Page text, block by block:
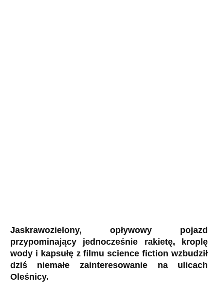
Jaskrawozielony, opływowy pojazd
przypominający jednocześnie rakietę, kroplę
wody i kapsułę z filmu science fiction wzbudził
dziś niemałe zainteresowanie na ulicach
Oleśnicy.